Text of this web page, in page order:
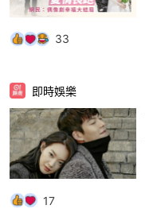
33
即時娛樂
17